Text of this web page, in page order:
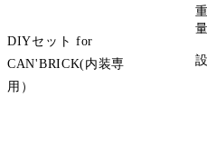
DIYセット for
CAN'BRICK(内装専
用）
重
量